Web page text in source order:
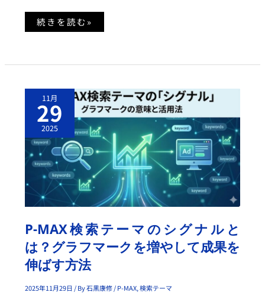
し
て
O
K
続きを読む»
11月
29
2025
P-MAX検索テーマのシグナルと
は？グラフマークを増やして成果を
伸ばす方法
2025年11月29日 / By石黒康修/P-MAX,検索テーマ
P
M
A
X
検
索
テ
ー
マ
の
シ
グ
ナ
ル
は？
グ
ラ
フ
マ
ー
ク
を
増